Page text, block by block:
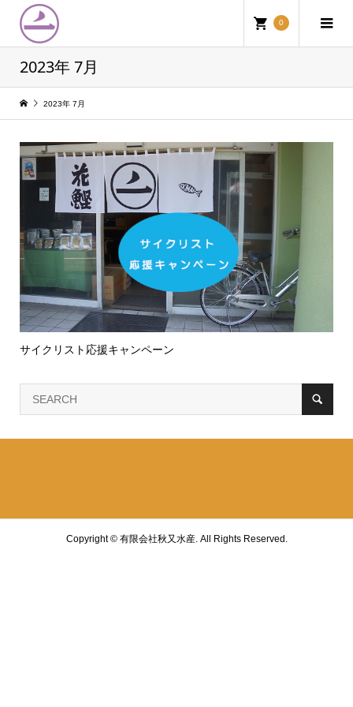
0
2023年 7月
2023年 7月
サイクリスト応援キャンペーン
Copyright ©有限会社秋又水産. All Rights Reserved.